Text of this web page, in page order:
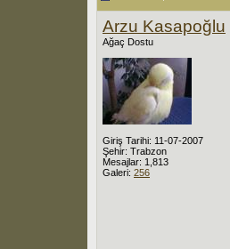
Arzu Kasapoğlu
Ağaç Dostu
Giriş Tarihi: 11-07-2007
Şehir: Trabzon
Mesajlar: 1,813
Galeri: 256